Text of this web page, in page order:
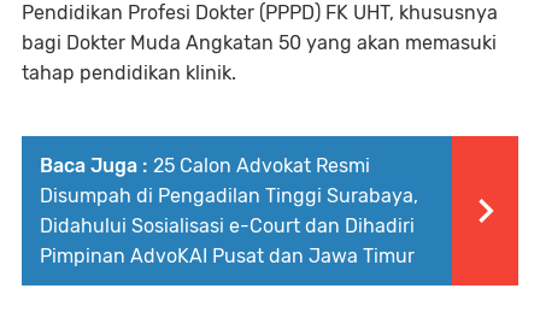
Pendidikan Profesi Dokter (PPPD) FK UHT, khususnya
bagi Dokter Muda Angkatan 50 yang akan memasuki
tahap pendidikan klinik.
Baca Juga : 25 Calon Advokat Resmi
Disumpah di Pengadilan Tinggi Surabaya,
Didahului Sosialisasi e-Court dan Dihadiri
Pimpinan AdvoKAI Pusat dan Jawa Timur